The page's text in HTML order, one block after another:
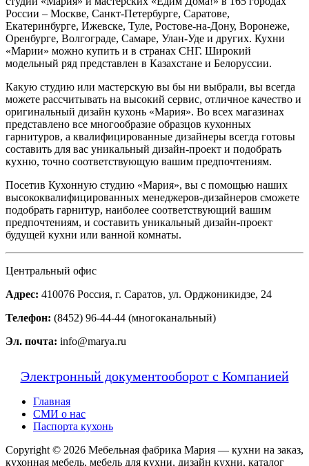
России – Москве, Санкт-Петербурге, Саратове,
Екатеринбурге, Ижевске, Туле, Ростове-на-Дону, Воронеже,
Оренбурге, Волгограде, Самаре, Улан-Уде и других. Кухни
«Марии» можно купить и в странах СНГ. Широкий
модельный ряд представлен в Казахстане и Белоруссии.
Какую студию или мастерскую вы бы ни выбрали, вы всегда
можете рассчитывать на высокий сервис, отличное качество и
оригинальный дизайн кухонь «Мария». Во всех магазинах
представлено все многообразие образцов кухонных
гарнитуров, а квалифицированные дизайнеры всегда готовы
составить для вас уникальный дизайн-проект и подобрать
кухню, точно соответствующую вашим предпочтениям.
Посетив Кухонную студию «Мария», вы с помощью наших
высококвалифицированных менеджеров-дизайнеров сможете
подобрать гарнитур, наиболее соответствующий вашим
предпочтениям, и составить уникальный дизайн-проект
будущей кухни или ванной комнаты.
Центральный офис
Адрес: 410076 Россия, г. Саратов, ул. Орджоникидзе, 24
Телефон: (8452) 96-44-44 (многоканальный)
Эл. почта: info@marya.ru
Электронный документооборот с Компанией
Главная
СМИ о нас
Паспорта кухонь
Copyright © 2026 Мебельная фабрика Мария — кухни на заказ,
кухонная мебель, мебель для кухни, дизайн кухни, каталог